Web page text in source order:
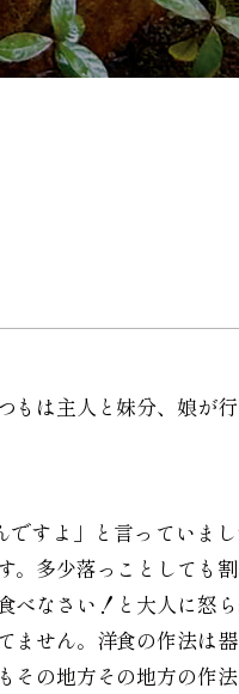
は主人と妹分、娘が行
すよ」と言っていま
。多少落っことしても
べなさい！と大人に怒
ません。洋食の作法は器
その地方その地方の作法